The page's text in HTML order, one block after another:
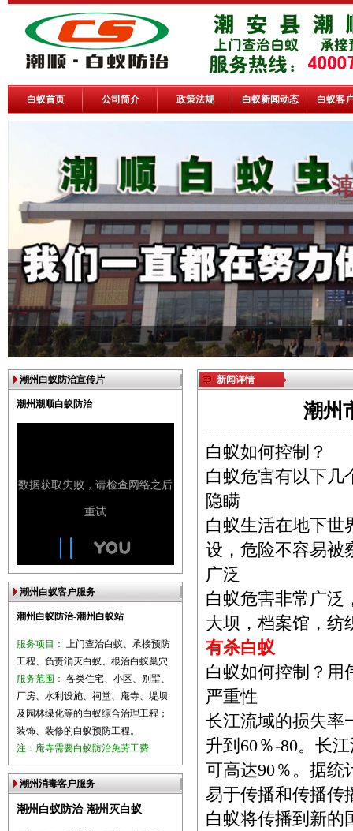
白蚁首页 公司简介 政策法规 白蚁新闻动态 白蚁客
潮州白蚁防治宣传片
潮州潮顺白蚁防治
潮州白蚁客户服务
潮州白蚁防治-潮州白蚁站
服务项目： 上门查治白蚁、承接预防
工程、负责消灭白蚁、根治白蚁巢穴
服务范围： 各类住宅、小区、别墅、
厂房、水利设施、祠堂、庵寺、堤坝
及园林绿化等的白蚁综合治理工程；
装饰、装修的白蚁预防工程。
注：庵寺需要白蚁防治免劳工费
潮州消毒客户服务
潮州白蚁防治-潮州灭白蚁
新闻详情
潮州
白蚁如何控制？
白蚁危害有以
隐瞒
白蚁生活在地下世
设，危险不容易被
广泛
白蚁危害非常广泛
大坝，档案馆，纺
有杀白蚁
白蚁如何控制？
严重性
长江流域的损失率
升到60％-80。长
可高达90％。据统
易于传播和传播
白蚁将传播到新的